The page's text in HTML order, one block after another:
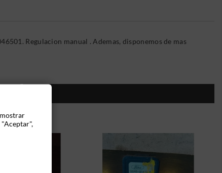
Regulacion manual . Ademas, disponemos de mas